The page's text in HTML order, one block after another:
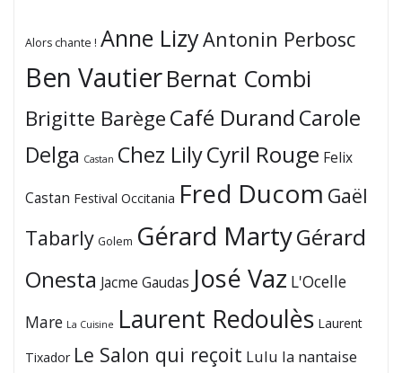
Alors chante ! Anne LizyAntonin Perbosc
Ben VautierBernat Combi
Brigitte BarègeCafé Durand Carole
Delga Castan Chez LilyCyril Rouge Felix
Castan Festival Occitania Fred Ducom Gaël
Tabarly Golem Gérard MartyGérard
Onesta Jacme Gaudas José Vaz L'Ocelle
Mare La Cuisine Laurent Redoulès Laurent
Tixador Le Salon qui reçoit Lulu la nantaise